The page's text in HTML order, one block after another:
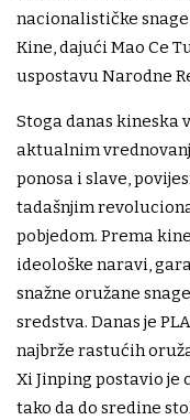
nacionalističke
Kine, dajući Mao Ce
uspostavu Narodne
Stoga danas kineska
aktualnim
ponosa i slave,
tadašnjim
pobjedom. Prema
ideološke naravi,
snažne oružane
sredstva. Danas je
najbrže rastućih
Xi Jinping postavio je
tako da do sredine